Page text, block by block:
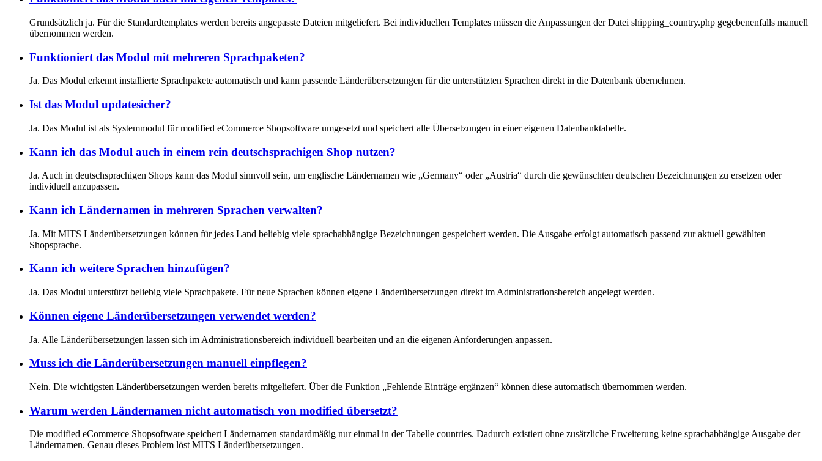
Grundsätzlich ja. Für die Standardtemplates werden bereits angepasste Dateien mitgeliefert. Bei individuellen Templates müssen die Anpassungen der Datei shipping_country.php gegebenenfalls manuell
übernommen werden.
Funktioniert das Modul mit mehreren Sprachpaketen?
Ja. Das Modul erkennt installierte Sprachpakete automatisch und kann passende Länderübersetzungen für die unterstützten Sprachen direkt in die Datenbank übernehmen.
Ist das Modul updatesicher?
Ja. Das Modul ist als Systemmodul für modified eCommerce Shopsoftware umgesetzt und speichert alle Übersetzungen in einer eigenen Datenbanktabelle.
Kann ich das Modul auch in einem rein deutschsprachigen Shop nutzen?
Ja. Auch in deutschsprachigen Shops kann das Modul sinnvoll sein, um englische Ländernamen wie „Germany“ oder „Austria“ durch die gewünschten deutschen Bezeichnungen zu ersetzen oder
individuell anzupassen.
Kann ich Ländernamen in mehreren Sprachen verwalten?
Ja. Mit MITS Länderübersetzungen können für jedes Land beliebig viele sprachabhängige Bezeichnungen gespeichert werden. Die Ausgabe erfolgt automatisch passend zur aktuell gewählten
Shopsprache.
Kann ich weitere Sprachen hinzufügen?
Ja. Das Modul unterstützt beliebig viele Sprachpakete. Für neue Sprachen können eigene Länderübersetzungen direkt im Administrationsbereich angelegt werden.
Können eigene Länderübersetzungen verwendet werden?
Ja. Alle Länderübersetzungen lassen sich im Administrationsbereich individuell bearbeiten und an die eigenen Anforderungen anpassen.
Muss ich die Länderübersetzungen manuell einpflegen?
Nein. Die wichtigsten Länderübersetzungen werden bereits mitgeliefert. Über die Funktion „Fehlende Einträge ergänzen“ können diese automatisch übernommen werden.
Warum werden Ländernamen nicht automatisch von modified übersetzt?
Die modified eCommerce Shopsoftware speichert Ländernamen standardmäßig nur einmal in der Tabelle countries. Dadurch existiert ohne zusätzliche Erweiterung keine sprachabhängige Ausgabe der
Ländernamen. Genau dieses Problem löst MITS Länderübersetzungen.